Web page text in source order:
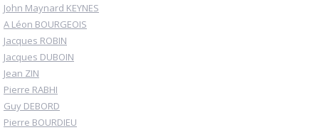
John Maynard KEYNES
A Léon BOURGEOIS
Jacques ROBIN
Jacques DUBOIN
Jean ZIN
Pierre RABHI
Guy DEBORD
Pierre BOURDIEU